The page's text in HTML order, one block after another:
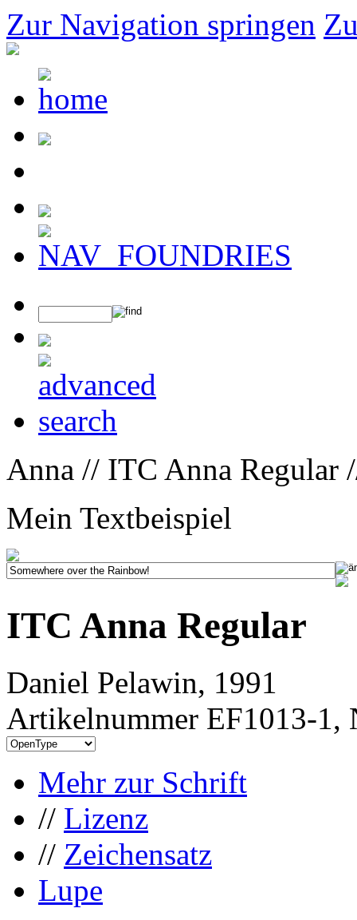
Zur Navigation springen
Anna // ITC Anna Regular
Mein Textbeispiel
ITC Anna Regular
Daniel Pelawin, 1991
Artikelnummer EF1013-1,
Mehr zur Schrift
// Lizenz
// Zeichensatz
Lupe